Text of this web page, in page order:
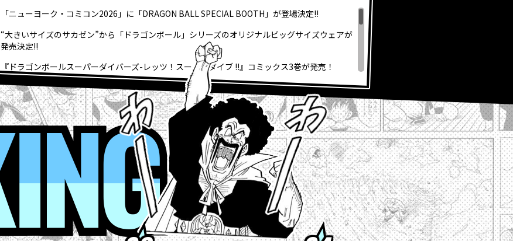
「ニューヨーク・コミコン2026」に「DRAGON BALL SPECIAL BOOTH」が登場決定!!
“大きいサイズのサカゼン”から「ドラゴンボール」シリーズのオリジナルビッグサイズウェアが
発売決定!!
『ドラゴンボールスーパーダイバーズ-レッツ！スーパーダイブ !!』コミックス3巻が発売！
【フュージョンワールド情報】最強ジャンプ10月号ふろくカード「孫悟空」のスキルを公開！
ウィークリー☆キャラクター紹介！第267回目は『ドラゴンボール超』の「グラノラ」！
最強ジャンプ9月号大好評発売中!! 『ドラゴンボールSD』の表紙が目印＆各種ふろくも充実!!
【8月3日（月）】「Weekly Dragonball News」配信！
「BLOOD OF SAIYANS」シリーズ最新作に「超サイヤ人孫悟空」登場！
「ジャンプビクトリーカーニバル2026」の「ドラゴンボール」企画をレポート！
「ドラゴンボールスーパーダイバーズ アドバンスパック バトルオブサイヤン」発売!!
RANKING